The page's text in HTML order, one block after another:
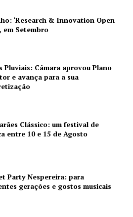
‘Research & Innovation Open
em Setembro
Pluviais: Câmara aprovou Plano
e avança para a sua
Clássico: um festival de
entre 10 e 15 de Agosto
Party Nespereira: para
gerações e gostos musicais